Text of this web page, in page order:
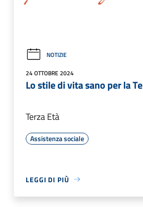
NOTIZIE
24 OTTOBRE 2024
Lo stile di vita sano per la
Terza Età
Assistenza sociale
LEGGI DI PIÙ